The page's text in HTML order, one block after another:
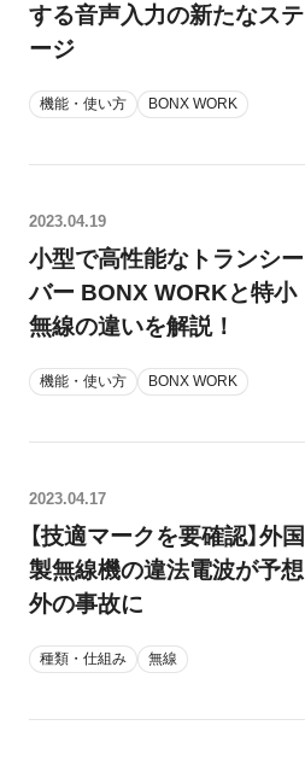
する音声入力の新たなステ
ージ
機能・使い方 BONX WORK
2023.04.19
小型で高性能なトランシー
バー BONX WORKと特小
無線の違いを解説！
機能・使い方 BONX WORK
2023.04.17
【技適マークを要確認】外国
製無線機の違法電波が予想
外の事故に
種類・仕組み 無線